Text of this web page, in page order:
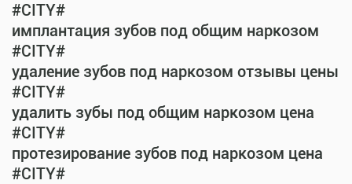
#CITY#
имплантация зубов под общим наркозом
#CITY#
удаление зубов под наркозом отзывы цены
#CITY#
удалить зубы под общим наркозом цена
#CITY#
протезирование зубов под наркозом цена
#CITY#